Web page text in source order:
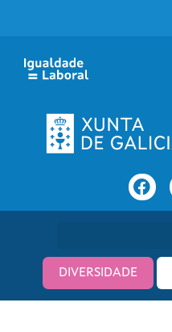
DIVERSIDADE